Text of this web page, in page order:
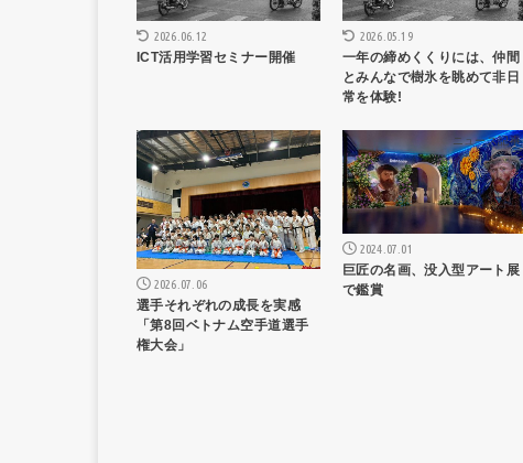
2026.06.12
ICT活用学習セミナー開催
2026.05.19
一年の締めくくりには、仲間
とみんなで樹氷を眺めて非日
常を体験!
ニュース記事
2026.07.06
選手それぞれの成長を実感
「第8回ベトナム空手道選手
権大会」
ニュース記事
2024.07.01
巨匠の名画、没入型アート展
で鑑賞